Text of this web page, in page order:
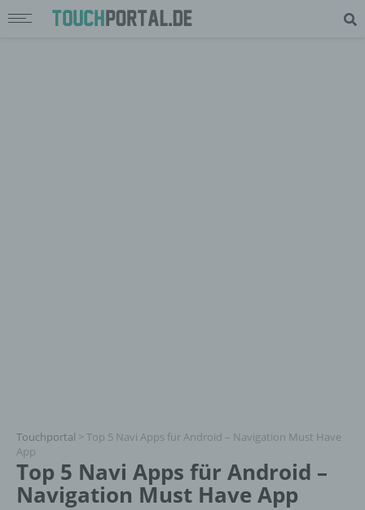
Touchportal > Top 5 Navi Apps für Android – Navigation Must Have
App
Top 5 Navi Apps für Android –
Navigation Must Have App